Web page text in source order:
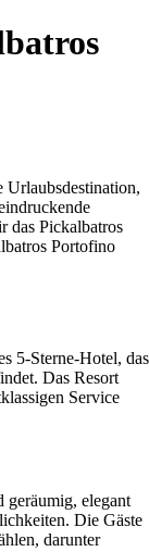
Urlaubsdestination,
das Pickalbatros
Portofino
5-Sterne-Hotel, das
Das Resort
Service
elegant
Die Gäste
darunter